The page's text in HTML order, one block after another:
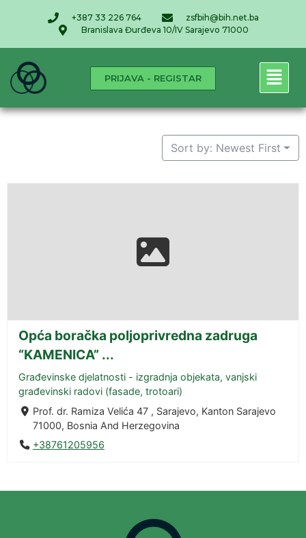
+387 33 226 764
zsfbih@bih.net.ba
Branislava Đurđeva 10/IV Sarajevo 71000
PRIJAVA - REGISTAR
Sort by: Newest First
Opća boračka poljoprivredna zadruga
“KAMENICA” ...
Građevinske djelatnosti - izgradnja objekata, vanjski
građevinski radovi (fasade, trotoari)
Prof. dr. Ramiza Velića 47 , Sarajevo, Kanton Sarajevo
71000, Bosnia And Herzegovina
+38761205956